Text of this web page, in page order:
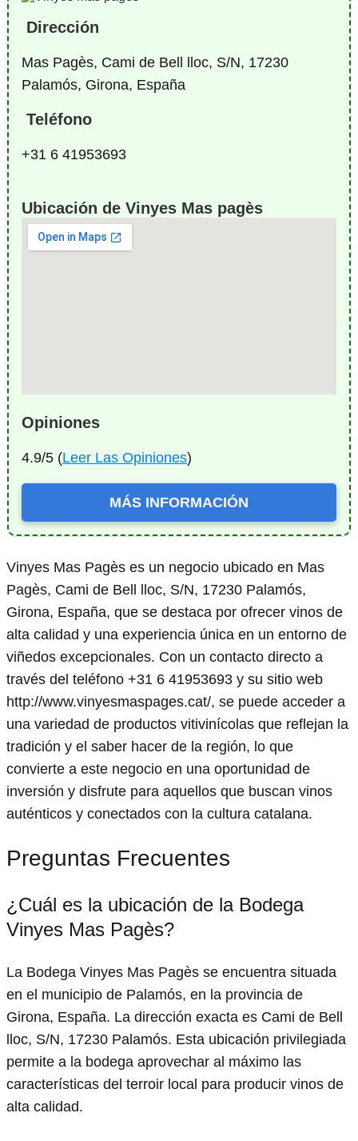
Dirección
Mas Pagès, Cami de Bell lloc, S/N, 17230
Palamós, Girona, España
Teléfono
+31 6 41953693
Ubicación de Vinyes Mas pagès
Opiniones
4.9/5 (Leer Las Opiniones)
MÁS INFORMACIÓN
Vinyes Mas Pagès es un negocio ubicado en Mas
Pagès, Cami de Bell lloc, S/N, 17230 Palamós,
Girona, España, que se destaca por ofrecer vinos de
alta calidad y una experiencia única en un entorno de
viñedos excepcionales. Con un contacto directo a
través del teléfono +31 6 41953693 y su sitio web
http://www.vinyesmaspages.cat/, se puede acceder a
una variedad de productos vitivinícolas que reflejan la
tradición y el saber hacer de la región, lo que
convierte a este negocio en una oportunidad de
inversión y disfrute para aquellos que buscan vinos
auténticos y conectados con la cultura catalana.
Preguntas Frecuentes
¿Cuál es la ubicación de la Bodega
Vinyes Mas Pagès?
La Bodega Vinyes Mas Pagès se encuentra situada
en el municipio de Palamós, en la provincia de
Girona, España. La dirección exacta es Cami de Bell
lloc, S/N, 17230 Palamós. Esta ubicación privilegiada
permite a la bodega aprovechar al máximo las
características del terroir local para producir vinos de
alta calidad.